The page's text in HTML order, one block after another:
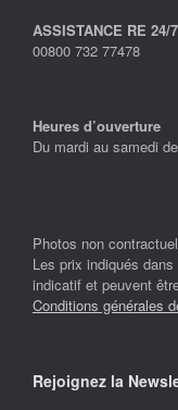
ASSISTANCE RE 24/7
00800 732 77478
Heures d’ouverture
Du mardi au samedi
Photos non
Les prix indiqués
indicatif et peuvent
Conditions générales
Rejoignez la